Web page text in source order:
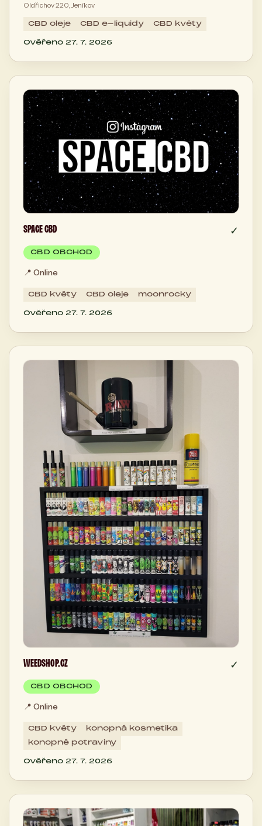
Oldřichov 220, Jeníkov
CBD oleje CBD e-liquidy CBD květy
Ověřeno 27. 7. 2026
SPACE CBD ✓
CBD OBCHOD
📍 Online
CBD květy CBD oleje moonrocky
Ověřeno 27. 7. 2026
WEEDSHOP.CZ ✓
CBD OBCHOD
📍 Online
CBD květy
konopná kosmetika
konopné potraviny
Ověřeno 27. 7. 2026